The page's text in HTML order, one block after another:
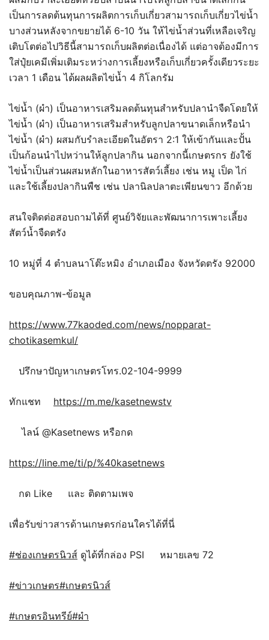
เป็นการลดต้นทุนการผลิตการเก็บเกี่ยวสามารถเก็บเกี่ยวไข่น้ำ
บางส่วนหลังจากขยายได้ 6-10 วัน ให้ไข่น้ำส่วนที่เหลือเจริญ
เติบโตต่อไปวิธีนี้สามารถเก็บผลิตต่อเนื่องได้ แต่อาจต้องมีการ
ใส่ปุ๋ยเคมีเพิ่มเติมระหว่างการเลี้ยงหรือเก็บเกี่ยวครั้งเดียวระยะ
เวลา 1 เดือน ได้ผลผลิตไข่น้ำ 4 กิโลกรัม
ไข่น้ำ (ผำ) เป็นอาหารเสริมลดต้นทุนสําหรับปลานําจืดโดยให้
ไข่น้ำ (ผำ) เป็นอาหารเสริมสําหรับลูกปลาขนาดเล็กหรือนํา
ไข่น้ำ (ผำ) ผสมกับรําละเอียดในอัตรา 2:1 ให้เข้ากันและปั้น
เป็นก้อนนำไปหว่านให้ลูกปลากิน นอกจากนี้เกษตรกร ยังใช้
ไข่น้ำเป็นส่วนผสมหลักในอาหารสัตว์เลี้ยง เช่น หมู เป็ด ไก่
และใช้เลี้ยงปลากินพืช เช่น ปลานิลปลาตะเพียนขาว อีกด้วย
สนใจติดต่อสอบถามได้ที่ ศูนย์วิจัยและพัฒนาการเพาะเลี้ยง
สัตว์น้ำจืดตรัง
10 หมู่ที่ 4 ตำบลนาโต๊ะหมิง อำเภอเมือง จังหวัดตรัง 92000
ขอบคุณภาพ-ข้อมูล
https://www.77kaoded.com/news/nopparat-
chotikasemkul/
ปรึกษาปัญหาเกษตรโทร.02-104-9999
ทักแชท https://m.me/kasetnewstv
ไลน์ @Kasetnews หรือกด
https://line.me/ti/p/%40kasetnews
กด Like และ ติดตามเพจ
เพื่อรับข่าวสารด้านเกษตรก่อนใครได้ที่นี่
#ช่องเกษตรนิวส์ ดูได้ที่กล่อง PSI หมายเลข 72
#ข่าวเกษตร#เกษตรนิวส์
#เกษตรอินทรีย์#ผำ